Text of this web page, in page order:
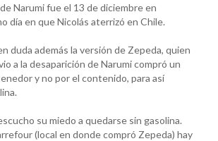
Narumi fue el 13 de diciembre en
día en que Nicolás aterrizó en Chile.
duda además la versión de Zepeda, quien
a la desaparición de Narumi compró un
y no por el contenido, para así
su miedo a quedarse sin gasolina.
(local en donde compró Zepeda) hay